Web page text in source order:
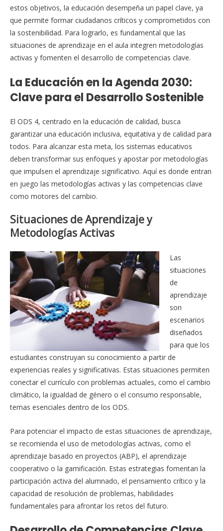
estos objetivos, la educación desempeña un papel clave, ya
que permite formar ciudadanos críticos y comprometidos con
la sostenibilidad. Para lograrlo, es fundamental que las
situaciones de aprendizaje en el aula integren metodologías
activas y fomenten el desarrollo de competencias clave.
La Educación en la Agenda 2030:
Clave para el Desarrollo Sostenible
El ODS 4, centrado en la educación de calidad, busca
garantizar una educación inclusiva, equitativa y de calidad para
todos. Para alcanzar esta meta, los sistemas educativos
deben transformar sus enfoques y apostar por metodologías
que impulsen el aprendizaje significativo. Aquí es donde entran
en juego las metodologías activas y las competencias clave
como motores del cambio.
Situaciones de Aprendizaje y
Metodologías Activas
Las
situaciones
de
aprendizaje
son
escenarios
diseñados
para que los
estudiantes construyan su conocimiento a partir de
experiencias reales y significativas. Estas situaciones permiten
conectar el currículo con problemas actuales, como el cambio
climático, la igualdad de género o el consumo responsable,
temas esenciales dentro de los ODS.
Para potenciar el impacto de estas situaciones de aprendizaje,
se recomienda el uso de metodologías activas, como el
aprendizaje basado en proyectos (ABP), el aprendizaje
cooperativo o la gamificación. Estas estrategias fomentan la
participación activa del alumnado, el pensamiento crítico y la
capacidad de resolución de problemas, habilidades
fundamentales para afrontar los retos del futuro.